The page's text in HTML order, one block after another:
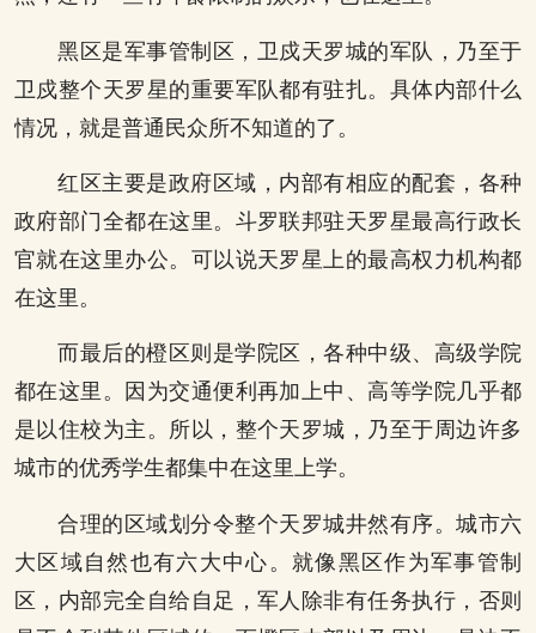
黑区是军事管制区，卫戍天罗城的军队，乃至于
卫戍整个天罗星的重要军队都有驻扎。具体内部什么
情况，就是普通民众所不知道的了。
红区主要是政府区域，内部有相应的配套，各种
政府部门全都在这里。斗罗联邦驻天罗星最高行政长
官就在这里办公。可以说天罗星上的最高权力机构都
在这里。
而最后的橙区则是学院区，各种中级、高级学院
都在这里。因为交通便利再加上中、高等学院几乎都
是以住校为主。所以，整个天罗城，乃至于周边许多
城市的优秀学生都集中在这里上学。
合理的区域划分令整个天罗城井然有序。城市六
大区域自然也有六大中心。就像黑区作为军事管制
区，内部完全自给自足，军人除非有任务执行，否则